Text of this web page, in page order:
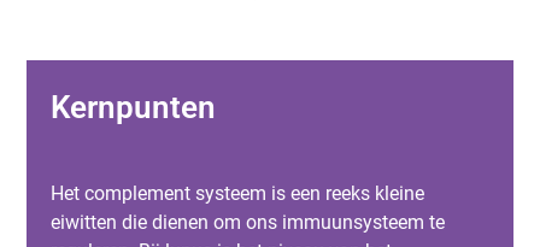
Kernpunten
Het complement systeem is een reeks kleine
eiwitten die dienen om ons immuunsysteem te